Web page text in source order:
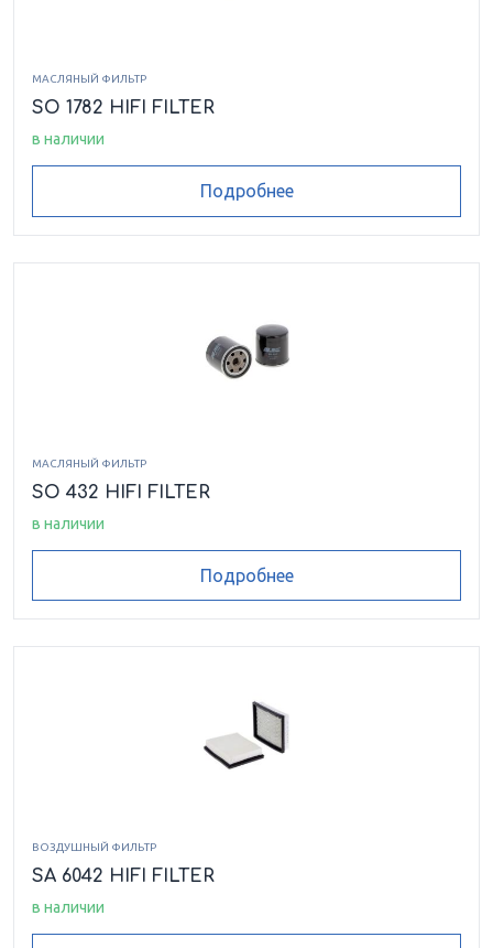
МАСЛЯНЫЙ ФИЛЬТР
SO 1782 HIFI FILTER
в наличии
Подробнее
МАСЛЯНЫЙ ФИЛЬТР
SO 432 HIFI FILTER
в наличии
Подробнее
ВОЗДУШНЫЙ ФИЛЬТР
SA 6042 HIFI FILTER
в наличии